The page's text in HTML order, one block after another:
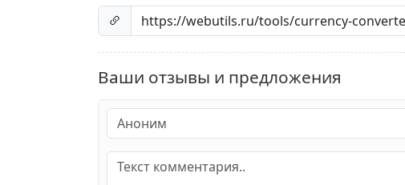
Ваши отзывы и предложения